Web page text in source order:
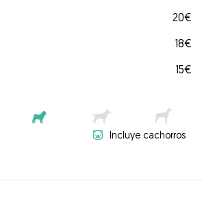
20€
18€
15€
Incluye cachorros